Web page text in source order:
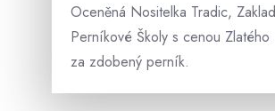
Oceněná Nositelka Tradic,
Perníkové Školy s cenou Zlatého
za zdobený perník.